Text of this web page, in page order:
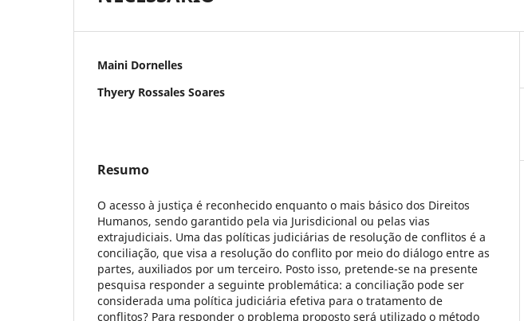
Maini Dornelles
Thyery Rossales Soares
Resumo
O acesso à justiça é reconhecido enquanto o mais básico dos Direitos
Humanos, sendo garantido pela via Jurisdicional ou pelas vias
extrajudiciais. Uma das políticas judiciárias de resolução de conflitos é a
conciliação, que visa a resolução do conflito por meio do diálogo entre as
partes, auxiliados por um terceiro. Posto isso, pretende-se na presente
pesquisa responder a seguinte problemática: a conciliação pode ser
considerada uma política judiciária efetiva para o tratamento de
conflitos? Para responder o problema proposto será utilizado o método